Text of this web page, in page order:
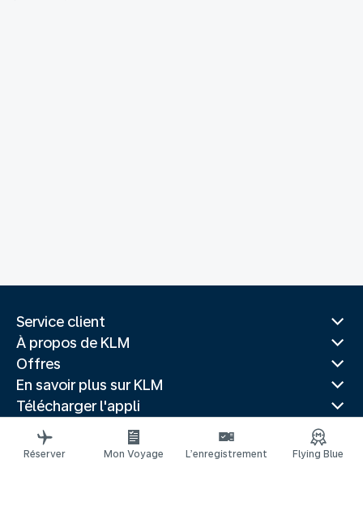
Service client
À propos de KLM
Offres
En savoir plus sur KLM
Télécharger l'appli
Sites Web associés
Guides de voyage
Réserver Mon Voyage L’enregistrement Flying Blue